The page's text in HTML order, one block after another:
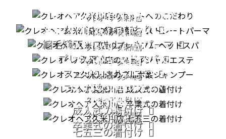
クレオヘア 久米川店
カットへのこだわり
STRAIGHT PERM
クレオヘア 久米川店
縮毛矯正・ストレートパーマ
PREMIUM HEAD SPA
クレオヘア 久米川店
プレミアムヘッドスパ
FACIAL CARE
クレオヘア 久米川店
フェイシャルエステ
PATORA SERIES
クレオヘア 久米川店
フルボ酸シャンプー
COMING OF AGE
CEREMONY
クレオヘア 久米川店
成人式の着付け
GRADUATION
CEREMONY
クレオヘア 久米川店
卒業式の着付け
753
クレオヘア 久米川店
七五三の着付け